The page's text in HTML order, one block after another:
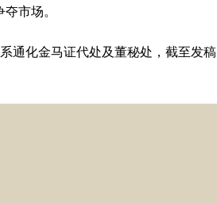
市场。
通化金马证代处及董秘处，截至发稿